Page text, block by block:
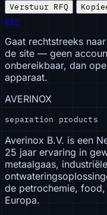
Verstuur RFQ
aan
Gaat rechtstreeks
de site — geen
onbereikbaar, dan
apparaat.
AVERINOX
separation products
Averinox B.V. is een
25 jaar ervaring in
metaalgaas,
de petrochemie,
Europa.